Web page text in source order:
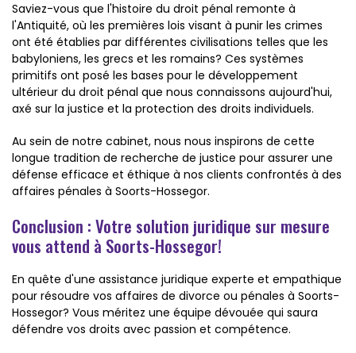
Saviez-vous que l'histoire du droit pénal remonte à
l'Antiquité, où les premières lois visant à punir les crimes
ont été établies par différentes civilisations telles que les
babyloniens, les grecs et les romains? Ces systèmes
primitifs ont posé les bases pour le développement
ultérieur du droit pénal que nous connaissons aujourd'hui,
axé sur la justice et la protection des droits individuels.
Au sein de notre cabinet, nous nous inspirons de cette
longue tradition de recherche de justice pour assurer une
défense efficace et éthique à nos clients confrontés à des
affaires pénales à Soorts-Hossegor.
Conclusion : Votre solution juridique sur mesure
vous attend à Soorts-Hossegor!
En quête d'une assistance juridique experte et empathique
pour résoudre vos affaires de divorce ou pénales à Soorts-
Hossegor? Vous méritez une équipe dévouée qui saura
défendre vos droits avec passion et compétence.